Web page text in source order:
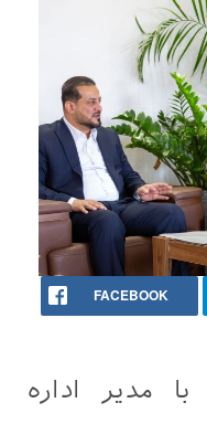
FACEBOOK
مدیر اداره